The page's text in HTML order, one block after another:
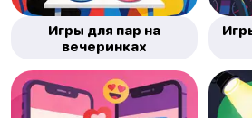
Игры для пар на
вечеринках